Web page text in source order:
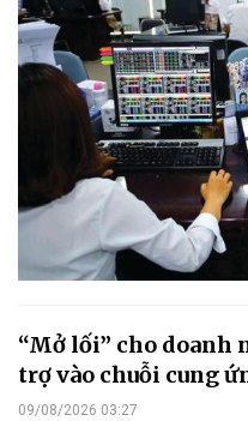
“Mở lối” cho doanh
trợ vào chuỗi cung
09/08/2026 03:27